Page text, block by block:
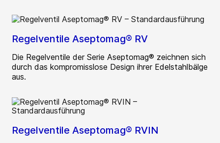
Regelventile Aseptomag® RV
Die Regelventile der Serie Aseptomag® zeichnen sich
durch das kompromisslose Design ihrer Edelstahlbälge
aus.
Regelventile Aseptomag® RVIN